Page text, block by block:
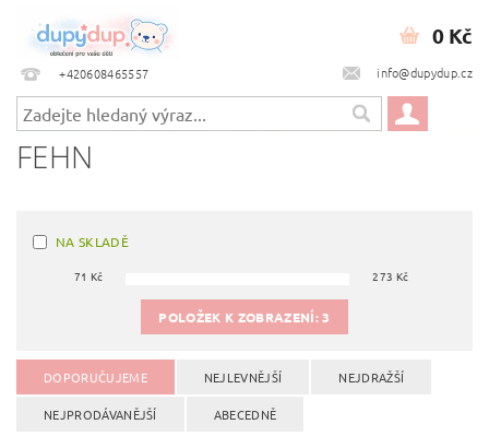
+420608465557 info@dupydup.cz
0 Kč
FEHN
NA SKLADĚ
71 Kč 273 Kč
POLOŽEK K ZOBRAZENÍ:3
DOPORUČUJEME NEJLEVNĚJŠÍ NEJDRAŽŠÍ
NEJPRODÁVANĚJŠÍ ABECEDNĚ